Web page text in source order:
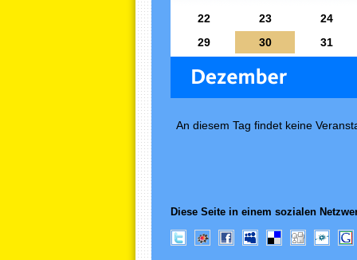
22
23
24
29
30 31
An diesem Tag findet keine
Diese Seite in einem sozialen